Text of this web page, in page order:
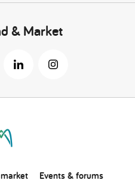
& Market
Events & forums